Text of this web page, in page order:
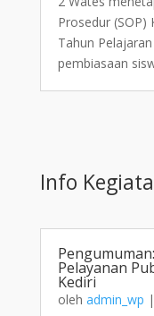
Prosedur
Tahun
pembiasaan
Info
Pelayanan
Kediri
oleh admin_wp |